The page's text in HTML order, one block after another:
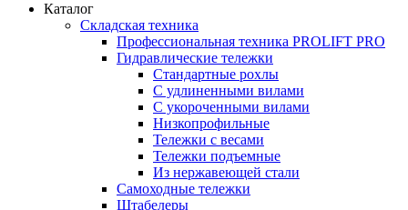
Каталог
Складская техника
Профессиональная техника PROLIFT PRO
Гидравлические тележки
Стандартные рохлы
С удлиненными вилами
С укороченными вилами
Низкопрофильные
Тележки с весами
Тележки подъемные
Из нержавеющей стали
Самоходные тележки
Штабелеры